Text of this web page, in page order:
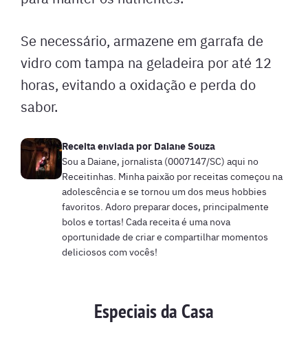
Se necessário, armazene em garrafa de
vidro com tampa na geladeira por até 12
horas, evitando a oxidação e perda do
sabor.
Receita enviada por Daiane Souza
Sou a Daiane, jornalista (0007147/SC) aqui no
Receitinhas. Minha paixão por receitas começou na
adolescência e se tornou um dos meus hobbies
favoritos. Adoro preparar doces, principalmente
bolos e tortas! Cada receita é uma nova
oportunidade de criar e compartilhar momentos
deliciosos com vocês!
Especiais da Casa